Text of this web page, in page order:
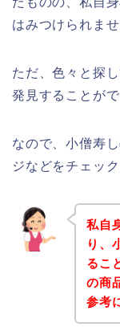
はみつけられませ
ただ、色々と探
発見することが
なので、小僧寿
ジなどをチェッ
私自
り、
るこ
の商
参考